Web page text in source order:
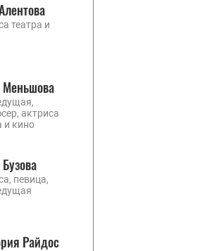
театра и
актриса
и кино
певица,
Райдос